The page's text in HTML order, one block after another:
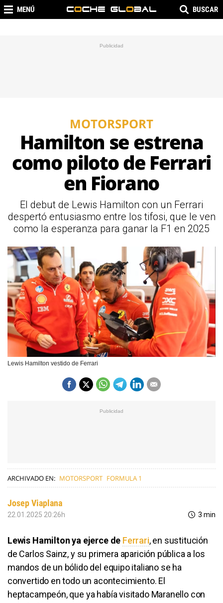
MENÚ BUSCAR
MOTORSPORT
Hamilton se estrena
como piloto de Ferrari
en Fiorano
El debut de Lewis Hamilton con un Ferrari
despertó entusiasmo entre los tifosi, que le ven
como la esperanza para ganar la F1 en 2025
Lewis Hamilton vestido de Ferrari
ARCHIVADO EN: MOTORSPORT FORMULA 1
Josep Viaplana
22.01.2025 20:26h 3 min
Lewis Hamilton ya ejerce de Ferrari, en sustitución
de Carlos Sainz, y su primera aparición pública a los
mandos de un bólido del equipo italiano se ha
convertido en todo un acontecimiento. El
heptacampeón, que ya había visitado Maranello con